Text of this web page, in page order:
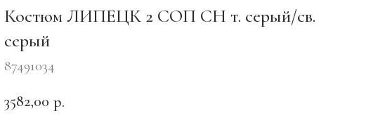
Костюм ЛИПЕЦК 2 СОП СН т. серый/св.
серый
87491034
3582,00 р.